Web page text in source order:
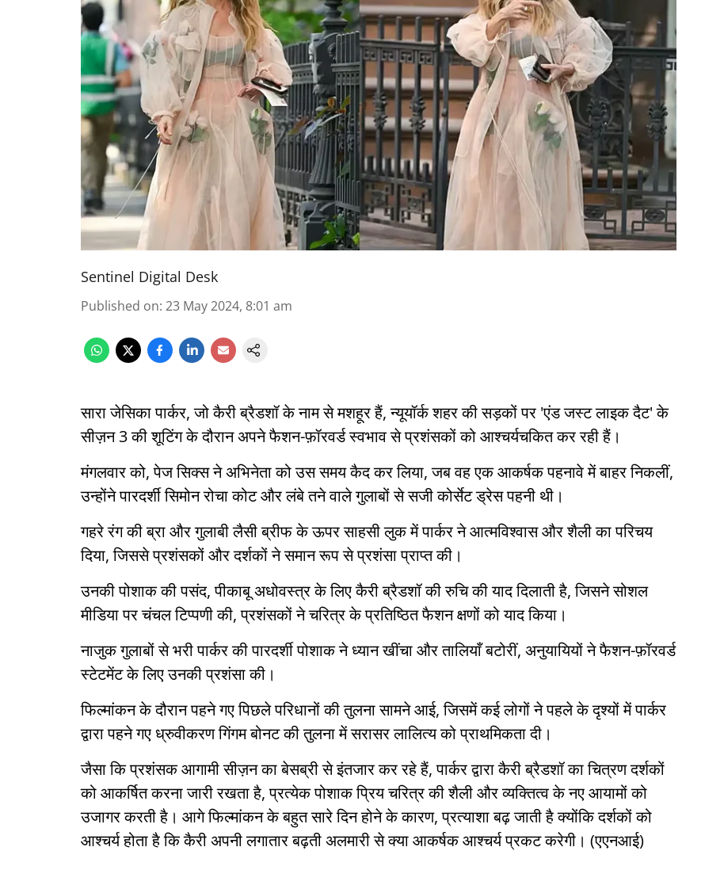
Sentinel Digital Desk
Published on: 23 May 2024, 8:01 am
सारा जेसिका पार्कर, जो कैरी ब्रैडशॉ के नाम से मशहूर हैं, न्यूयॉर्क शहर की सड़कों पर 'एंड जस्ट लाइक दैट' के
सीज़न 3 की शूटिंग के दौरान अपने फैशन-फ़ॉरवर्ड स्वभाव से प्रशंसकों को आश्चर्यचकित कर रही हैं।
मंगलवार को, पेज सिक्स ने अभिनेता को उस समय कैद कर लिया, जब वह एक आकर्षक पहनावे में बाहर निकलीं,
उन्होंने पारदर्शी सिमोन रोचा कोट और लंबे तने वाले गुलाबों से सजी कोर्सेट ड्रेस पहनी थी।
गहरे रंग की ब्रा और गुलाबी लैसी ब्रीफ के ऊपर साहसी लुक में पार्कर ने आत्मविश्वास और शैली का परिचय
दिया, जिससे प्रशंसकों और दर्शकों ने समान रूप से प्रशंसा प्राप्त की।
उनकी पोशाक की पसंद, पीकाबू अधोवस्त्र के लिए कैरी ब्रैडशॉ की रुचि की याद दिलाती है, जिसने सोशल
मीडिया पर चंचल टिप्पणी की, प्रशंसकों ने चरित्र के प्रतिष्ठित फैशन क्षणों को याद किया।
नाजुक गुलाबों से भरी पार्कर की पारदर्शी पोशाक ने ध्यान खींचा और तालियाँ बटोरीं, अनुयायियों ने फैशन-फ़ॉरवर्ड
स्टेटमेंट के लिए उनकी प्रशंसा की।
फिल्मांकन के दौरान पहने गए पिछले परिधानों की तुलना सामने आई, जिसमें कई लोगों ने पहले के दृश्यों में पार्कर
द्वारा पहने गए ध्रुवीकरण गिंगम बोनट की तुलना में सरासर लालित्य को प्राथमिकता दी।
जैसा कि प्रशंसक आगामी सीज़न का बेसब्री से इंतजार कर रहे हैं, पार्कर द्वारा कैरी ब्रैडशॉ का चित्रण दर्शकों
को आकर्षित करना जारी रखता है, प्रत्येक पोशाक प्रिय चरित्र की शैली और व्यक्तित्व के नए आयामों को
उजागर करती है। आगे फिल्मांकन के बहुत सारे दिन होने के कारण, प्रत्याशा बढ़ जाती है क्योंकि दर्शकों को
आश्चर्य होता है कि कैरी अपनी लगातार बढ़ती अलमारी से क्या आकर्षक आश्चर्य प्रकट करेगी। (एएनआई)